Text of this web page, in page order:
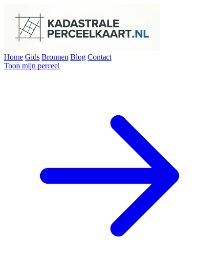
Home Gids Bronnen Blog Contact
Toon mijn perceel